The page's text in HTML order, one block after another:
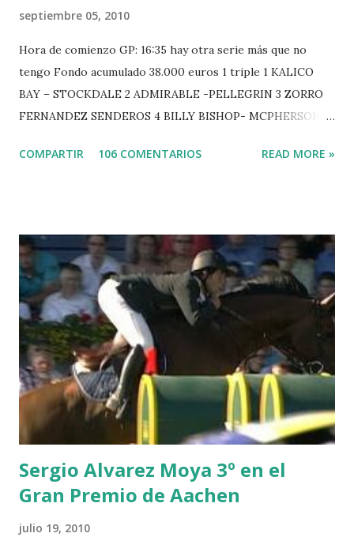
septiembre 05, 2010
Hora de comienzo GP: 16:35 hay otra serie más que no
tengo Fondo acumulado 38.000 euros 1 triple 1 KALICO
BAY – STOCKDALE 2 ADMIRABLE -PELLEGRIN 3 ZORRO
FERNANDEZ SENDEROS 4 BILLY BISHOP- MCPHERSON 5
-EPAILLARD 7 GIG AMAI M WHITAKER 8 SILVANA DU
POWER - MILLAR 5 ARMANIE -VOORN 6 QUERLYBET
HERO -LEJAUNE 7 MO CHROI - O’BRIEN 8 CARMENA Z -
BREEN 9 JALLA DE GAVIERE -RAMZY AL DUHAMI 10
NOVEL -PHILIPPAERTS 3 triple 1 LATE NIGHT -LEVY 2 K
CLUB LADY -O’CONNOR 3 QUICK STUDY - HOUGH 4
LORENZO -AHLMANN 5 L’ESPOIR -GULLIKSEN 6
TOPINAMBOUR -LEPREVOST 7 WISCONSIN 111 -MOYA 8
INTERTOY Z - BRASH 9 HERALD –CORDON 10 SELDANA
DI CAMPALTO -SHARBATLY Vuelta Triunfal... el ganador
del Gran Premio en su vuelta de honor
COMPARTIR 106 COMENTARIOS READ MORE »
Sergio Alvarez Moya 3º en el
Gran Premio de Aachen
julio 19, 2010